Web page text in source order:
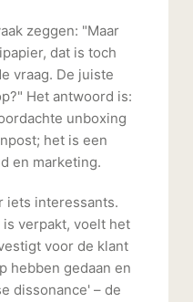
zeggen: "Maar
dat is toch
vraag. De juiste
Het antwoord is:
unboxing
het is een
en marketing.
iets interessants.
verpakt, voelt het
voor de klant
hebben gedaan en
dissonance' – de